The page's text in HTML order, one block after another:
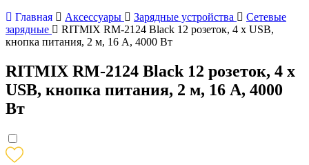
Главная
Аксессуары Зарядные устройства
Сетевые
зарядные
RITMIX RM-2124 Black 12 розеток, 4 х USB,
кнопка питания, 2 м, 16 А, 4000 Вт
RITMIX RM-2124 Black 12 розеток, 4 х
USB, кнопка питания, 2 м, 16 А, 4000
Вт